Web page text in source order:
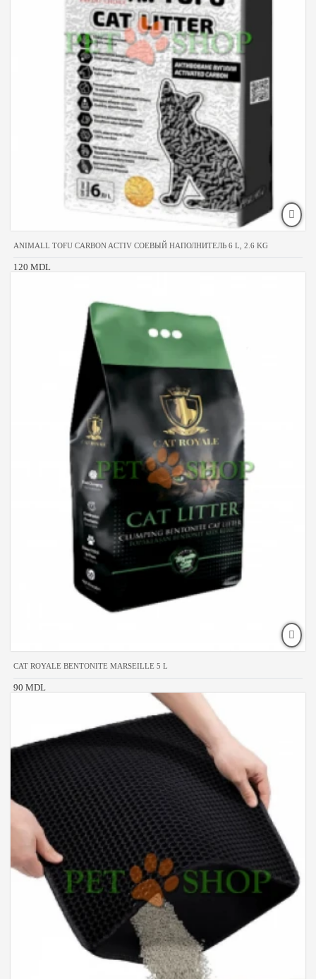
ANIMALL TOFU CARBON ACTIV СОЕВЫЙ НАПОЛНИТЕЛЬ 6 L, 2.6 KG
120 MDL
CAT ROYALE BENTONITE MARSEILLE 5 L
90 MDL